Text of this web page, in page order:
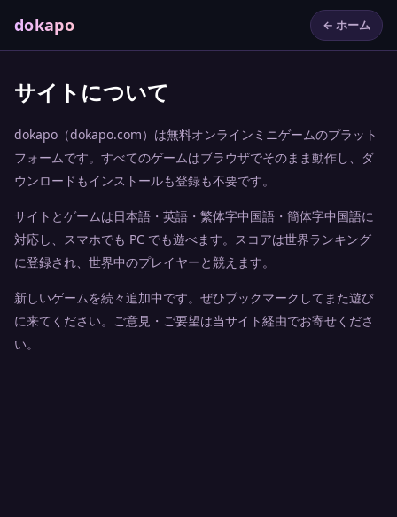
dokapo ← ホーム
サイトについて
dokapo（dokapo.com）は無料オンラインミニゲームのプラット
フォームです。すべてのゲームはブラウザでそのまま動作し、ダ
ウンロードもインストールも登録も不要です。
サイトとゲームは日本語・英語・繁体字中国語・簡体字中国語に
対応し、スマホでも PC でも遊べます。スコアは世界ランキング
に登録され、世界中のプレイヤーと競えます。
新しいゲームを続々追加中です。ぜひブックマークしてまた遊び
に来てください。ご意見・ご要望は当サイト経由でお寄せくださ
い。